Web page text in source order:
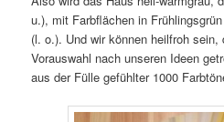
u.), mit Farbflächen in
(l. o.). Und wir können heilfroh
Vorauswahl nach unseren Ideen
aus der Fülle gefühlter 1000